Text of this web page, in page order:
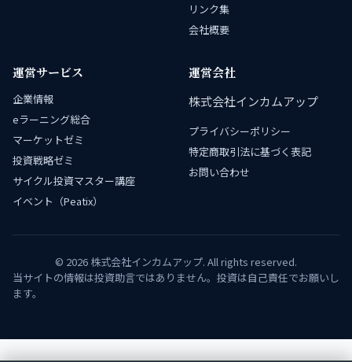
リンク集
会社概要
運営サービス
企業情報
eラーニング総合
マーケットゼミ
投資戦略ゼミ
サイクル投資マスター講座
イベント（Peatix）
運営会社
株式会社インカムアップ
プライバシーポリシー
特定商取引法に基づく表記
お問い合わせ
© 2026 株式会社インカムアップ. All rights reserved.
当サイトの情報は投資助言ではありません。投資は自己責任でお願いし
ます。